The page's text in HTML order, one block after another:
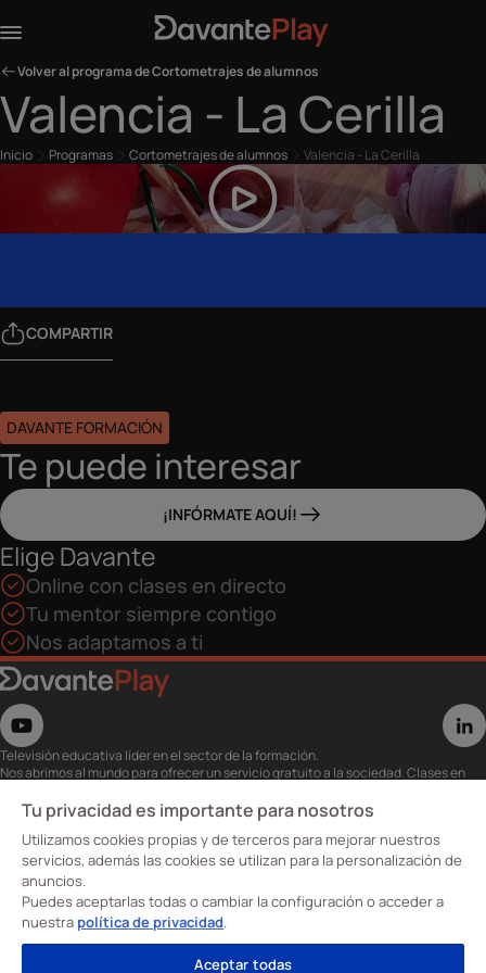
Volver al programa de Cortometrajes de alumnos
Valencia - La Cerilla
Inicio Programas Cortometrajes de alumnos Valencia - La Cerilla
COMPARTIR
DAVANTE FORMACIÓN
Te puede interesar
¡INFÓRMATE AQUÍ!
Elige Davante
Online con clases en directo
Tu mentor siempre contigo
Nos adaptamos a ti
Televisión educativa líder en el sector de la formación.
Nos abrimos al mundo para ofrecer un servicio gratuito a la sociedad. Clases en
eventos, masterclass y recursos para estudiantes…
Utiliza esta plataforma para tu formación ya seas opositor o estés formándote
para conseguir o mejorar tu empleo.
Te invitamos a conocer nuestro contenido a la carta para ver cuándo y dónde
quieras.
Davante Play. #FormaciónEnAbierto
Oposiciones
Tu privacidad es importante para nosotros
Utilizamos cookies propias y de terceros para mejorar nuestros
servicios, además las cookies se utilizan para la personalización de
anuncios.
Puedes aceptarlas todas o cambiar la configuración o acceder a
nuestra política de privacidad.
Aceptar todas